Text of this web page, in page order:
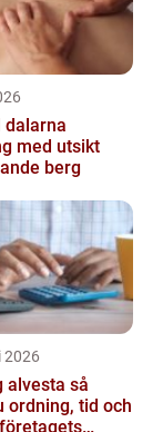
dalarna
med utsikt
berg
2026
så
ordning, tid och